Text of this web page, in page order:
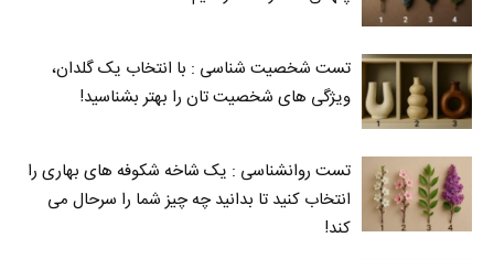
تست شخصیت شناسی : با انتخاب یک گلدان،
ویژگی های شخصیت تان را بهتر بشناسید!
تست روانشناسی : یک شاخه شکوفه های بهاری را
انتخاب کنید تا بدانید چه چیز شما را سرحال می‌
کند!